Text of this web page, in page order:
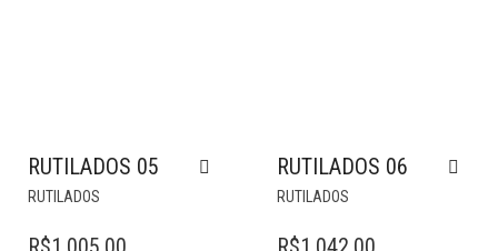
RUTILADOS 05
RUTILADOS
RUTILADOS 06
RUTILADOS